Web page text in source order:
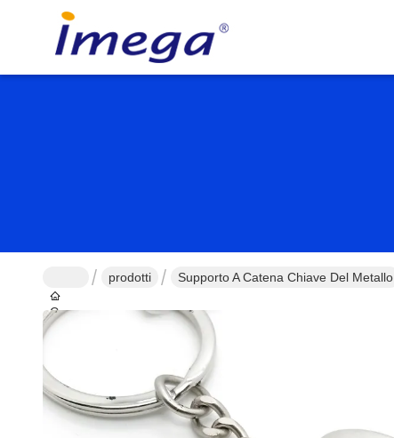
Casa
prodotti Supporto A Catena Chiave Del Metallo